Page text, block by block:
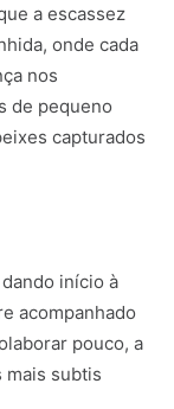
a escassez
onde cada
nos
de pequeno
capturados
início à
acompanhado
pouco, a
mais subtis